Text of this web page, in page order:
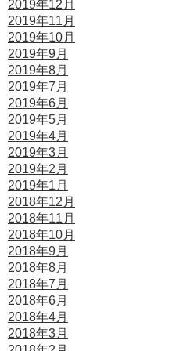
2019年12月
2019年11月
2019年10月
2019年9月
2019年8月
2019年7月
2019年6月
2019年5月
2019年4月
2019年3月
2019年2月
2019年1月
2018年12月
2018年11月
2018年10月
2018年9月
2018年8月
2018年7月
2018年6月
2018年4月
2018年3月